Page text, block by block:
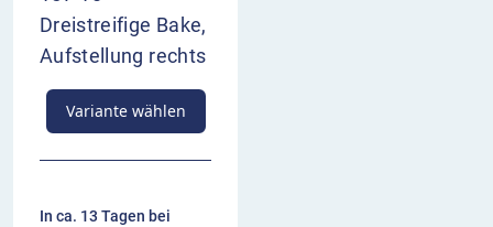
Dreistreifige Bake,
Aufstellung rechts
Variante wählen
In ca. 13 Tagen bei